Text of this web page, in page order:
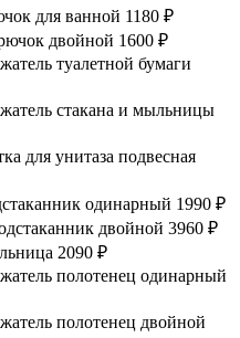
для ванной 1180 ₽
двойной 1600 ₽
туалетной бумаги
стакана и мыльницы
для унитаза подвесная
одинарный 1990 ₽
двойной 3960 ₽
2090 ₽
полотенец одинарный
полотенец двойной